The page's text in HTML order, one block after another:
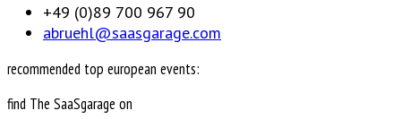
+49 (0)89 700 967 90
abruehl@saasgarage.com
recommended top european events:
find The SaaSgarage on